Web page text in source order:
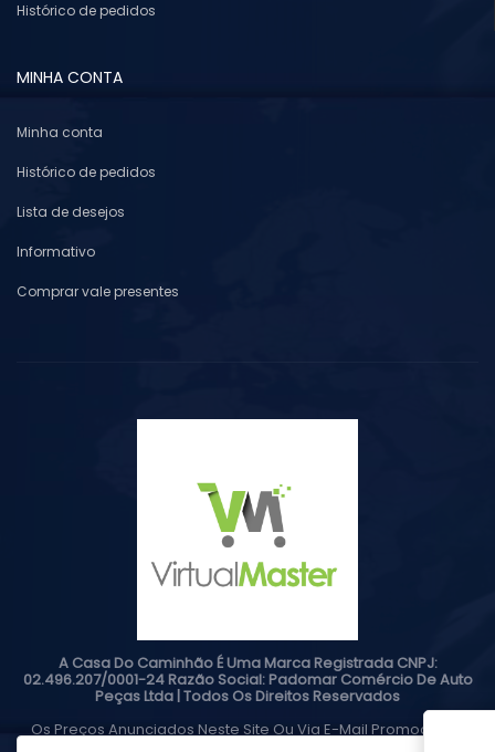
Histórico de pedidos
MINHA CONTA
Minha conta
Histórico de pedidos
Lista de desejos
Informativo
Comprar vale presentes
A Casa Do Caminhão É Uma Marca Registrada CNPJ:
02.496.207/0001-24 Razão Social: Padomar Comércio De Auto
Peças Ltda | Todos Os Direitos Reservados
Os Preços Anunciados Neste Site Ou Via E-Mail Promocional